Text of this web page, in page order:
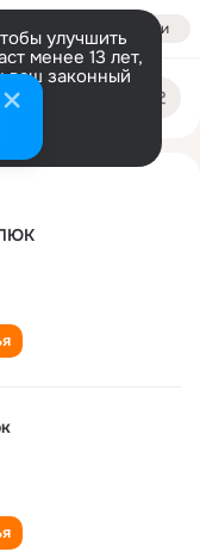
Войти
улучшить
менее 13 лет,
ваш законный